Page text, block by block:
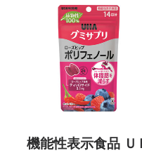
機能性表示食品 Ｕ